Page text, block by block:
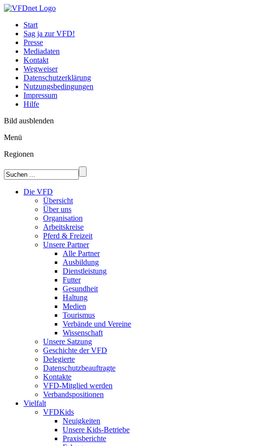
Start
Sag ja zur VFD!
Presse
Mediadaten
Kontakt
Wegweiser
Datenschutzerklärung
Nutzungsbedingungen
Impressum
Hilfe
Bild ausblenden
Menü
Regionen
Die VFD
Übersicht
Über uns
Organisation
Arbeitskreise
Pferd & Freizeit
Unsere Partner
Alle Partner
Ausbildung
Dienstleistung
Futter
Gesundheit
Haltung
Medien
Tourismus
Verbände und Vereine
Wissenschaft
Unsere Satzung
Geschichte der VFD
Delegierte
Datenschutzbeauftragte
Kontakte
VFD-Mitglied werden
Verbandspositionen
Vielfalt
VFDKids
Neuigkeiten
Unsere Kids-Betriebe
Praxisberichte